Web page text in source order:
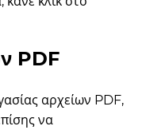
PDF
αρχείων PDF,
να